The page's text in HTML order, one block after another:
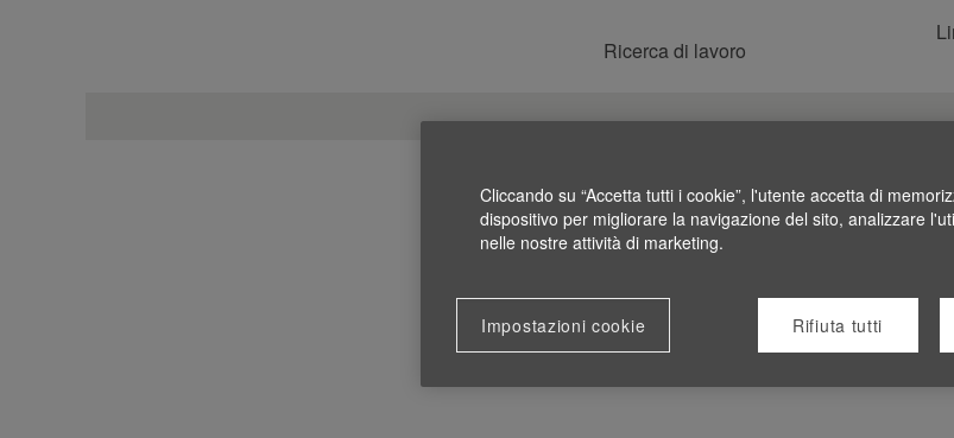
Ricerca di lavoro
Cliccando su “Accetta tutti i cookie”, l'utente accetta di
dispositivo per migliorare la navigazione del sito, analizzare
nelle nostre attività di marketing.
Impostazioni cookie Rifiuta tutti